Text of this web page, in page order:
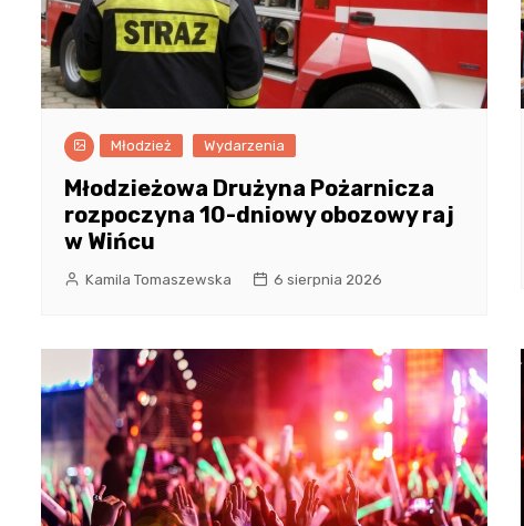
Młodzież Wydarzenia
Młodzieżowa Drużyna Pożarnicza
rozpoczyna 10-dniowy obozowy raj
w Wińcu
Kamila Tomaszewska 6 sierpnia 2026